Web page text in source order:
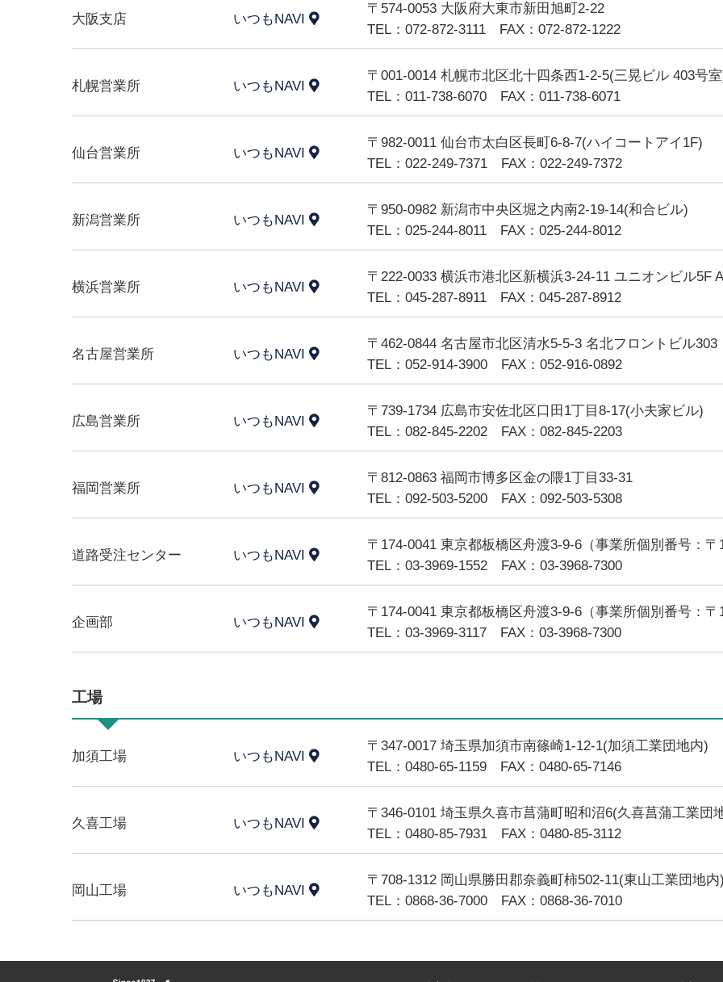
大阪支店 いつもNAVI
〒574-0053 大阪府大東市新田旭町2-22
TEL：072-872-3111 FAX：072-872-1222
札幌営業所 いつもNAVI
〒001-0014 札幌市北区北十四条西1-2-5(三晃ビル 403号
TEL：011-738-6070 FAX：011-738-6071
仙台営業所 いつもNAVI
〒982-0011 仙台市太白区長町6-8-7(ハイコートアイ1F)
TEL：022-249-7371 FAX：022-249-7372
新潟営業所 いつもNAVI
〒950-0982 新潟市中央区堀之内南2-19-14(和合ビル)
TEL：025-244-8011 FAX：025-244-8012
横浜営業所 いつもNAVI
〒222-0033 横浜市港北区新横浜3-24-11 ユニオンビル5F
TEL：045-287-8911 FAX：045-287-8912
名古屋営業所 いつもNAVI
〒462-0844 名古屋市北区清⽔5-5-3 名北フロントビル303
TEL：052-914-3900 FAX：052-916-0892
広島営業所 いつもNAVI
〒739-1734 広島市安佐北区口田1丁目8-17(小夫家ビル)
TEL：082-845-2202 FAX：082-845-2203
福岡営業所 いつもNAVI
〒812-0863 福岡市博多区金の隈1丁目33-31
TEL：092-503-5200 FAX：092-503-5308
道路受注センター いつもNAVI
〒174-0041 東京都板橋区舟渡3-9-6（事業所個別番号：〒
TEL：03-3969-1552 FAX：03-3968-7300
企画部 いつもNAVI
〒174-0041 東京都板橋区舟渡3-9-6（事業所個別番号：〒
TEL：03-3969-3117 FAX：03-3968-7300
工場
加須工場 いつもNAVI
〒347-0017 埼玉県加須市南篠崎1-12-1(加須工業団地内)
TEL：0480-65-1159 FAX：0480-65-7146
久喜工場 いつもNAVI
〒346-0101 埼玉県久喜市菖蒲町昭和沼6(久喜菖蒲工業団
TEL：0480-85-7931 FAX：0480-85-3112
岡山工場 いつもNAVI
〒708-1312 岡山県勝田郡奈義町柿502-11(東山工業団地内
TEL：0868-36-7000 FAX：0868-36-7010